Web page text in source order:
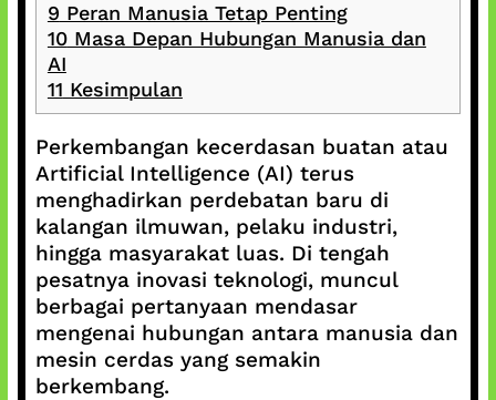
9 Peran Manusia Tetap Penting
10Masa Depan Hubungan Manusia dan
AI
11 Kesimpulan
Perkembangan kecerdasan buatan atau
Artificial Intelligence (AI) terus
menghadirkan perdebatan baru di
kalangan ilmuwan, pelaku industri,
hingga masyarakat luas. Di tengah
pesatnya inovasi teknologi, muncul
berbagai pertanyaan mendasar
mengenai hubungan antara manusia dan
mesin cerdas yang semakin
berkembang.